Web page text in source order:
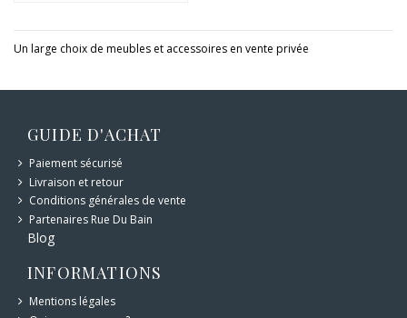
Un large choix de meubles et accessoires en vente privée
GUIDE D'ACHAT
Paiement sécurisé
Livraison et retour
Conditions générales de vente
Partenaires Rue Du Bain
Blog
INFORMATIONS
Mentions légales